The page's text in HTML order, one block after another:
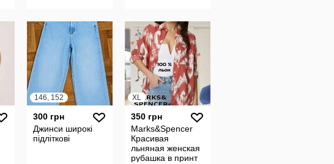
146, 152
300 грн
Джинси широкі
підліткові
XL
350 грн
Marks&Spencer
Красивая
льняная женская
рубашка в принт